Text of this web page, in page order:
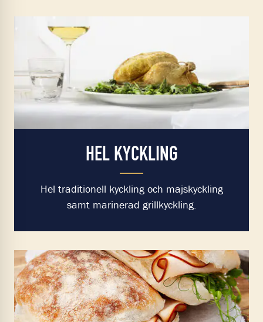
HEL KYCKLING
Hel traditionell kyckling och majskyckling
samt marinerad grillkyckling.